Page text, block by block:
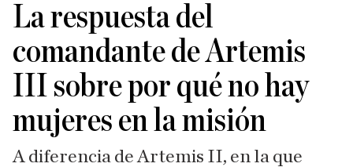
La respuesta del
comandante de Artemis
III sobre por qué no hay
mujeres en la misión
A diferencia de Artemis II, en la que